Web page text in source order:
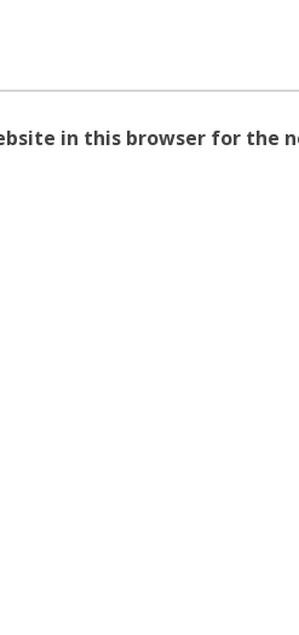
in this browser for the